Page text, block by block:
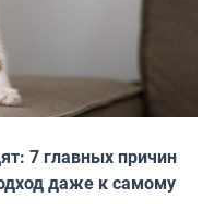
7 главных причин
даже к самому